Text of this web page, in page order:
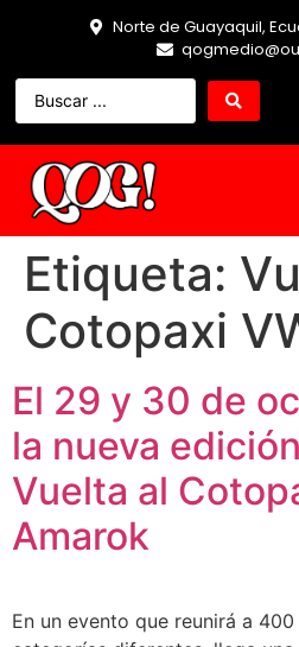
Norte de Guayaquil,
Etiqueta:
Cotopaxi
El 29 y 30 de
la nueva
Vuelta al
Amarok
En un evento que reunirá a